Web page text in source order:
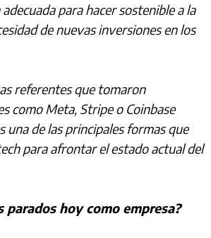
para hacer sostenible a la
de nuevas inversiones en los
referentes que tomaron
como Meta, Stripe o Coinbase
una de las principales formas que
para afrontar el estado actual del
parados hoy como empresa?